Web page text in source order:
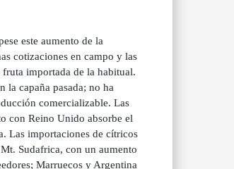
este aumento de la
cotizaciones en campo y las
importada de la habitual.
la capaña pasada; no ha
comercializable. Las
con Reino Unido absorbe el
Las importaciones de cítricos
Sudafrica, con un aumento
Marruecos y Argentina